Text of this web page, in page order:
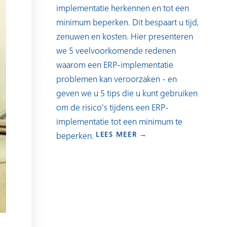
implementatie herkennen en tot een
minimum beperken. Dit bespaart u tijd,
zenuwen en kosten. Hier presenteren
we 5 veelvoorkomende redenen
waarom een ERP-implementatie
problemen kan veroorzaken - en
geven we u 5 tips die u kunt gebruiken
om de risico's tijdens een ERP-
implementatie tot een minimum te
beperken. LEES MEER →